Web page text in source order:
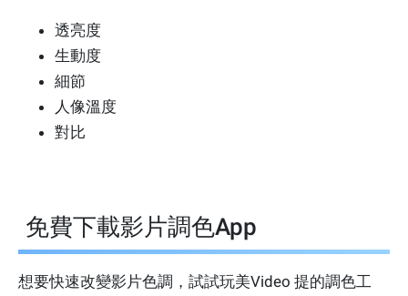
透亮度
生動度
細節
人像溫度
對比
免費下載影片調色App
想要快速改變影片色調，試試玩美Video 提的調色工